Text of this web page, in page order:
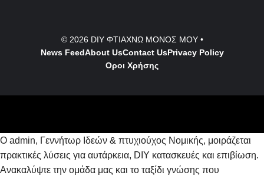
© 2026 DIY ΦΤΙΑΧΝΩ ΜΟΝΟΣ ΜΟΥ•
News FeedAbout UsContactUsPrivacy Policy
Οροι Χρήσης
Ο admin, Γεννήτωρ Ιδεών & πτυχιούχος Νομικής, μοιράζεται
πρακτικές λύσεις για αυτάρκεια, DIY κατασκευές και επιβίωση.
Ανακαλύψτε την ομάδα μας και το ταξίδι γνώσης που